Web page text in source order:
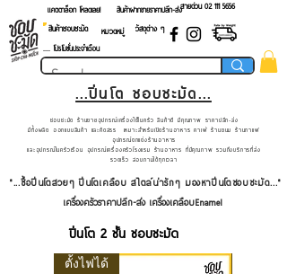
แคตตาล็อก โหลดเลย! สายด่วน 02 ​111 5656
สินค้าฝากขายราคาปลีก-ส่ง
สินค้าชอบชะมัด
หมวดหมู่
วัสดุต่าง ๆ
.... โปรโมชั่นประจำเดือน
...ปิ่นโต ชอบชะมัด...
ชอบชะมัด ร้านขายอุปกรณ์เครื่องใช้ในครัว สินค้าดี มีคุณภาพ ราคาปลีก-ส่ง
มีทั้งผลิต ออกแบบสินค้า และคัดสรร เหมาะสำหรับเปิดร้านอาหาร คาเฟ่ ร้านขนม ร้านกาแฟ
อุปกรณ์ตกแต่งร้านอาหาร
และอุปกรณ์ในครัวเรือน อุปกรณ์เครื่องครัวโรงแรม ร้านอาหาร ที่มีคุณภาพ รวมถึงบริการที่ส่ง
รวดเร็ว สอบถามได้ทุกเวลา
"...ซื้อปิ่นโตสวยๆ ปิ่นโตเคลือบ สไตล์น่ารักๆ มองหาปิ่นโตชอบชะมัด..."
เครื่องครัวราคาปลีก-ส่ง เครื่องเคลือบEnamel
ปิ่นโต 2 ชั้น ชอบชะมัด
ตั้งไฟได้